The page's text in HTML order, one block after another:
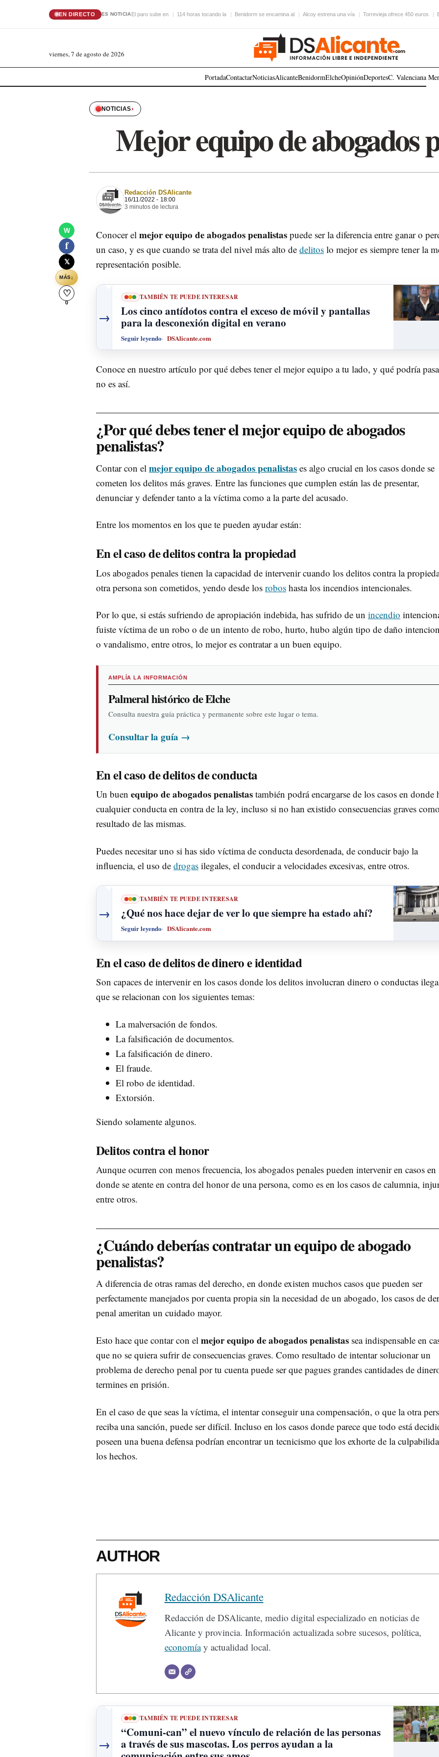
EN DIRECTO ES NOTICIAEl paro sube en 114 horas tocando la Benidorm se encamina al Alcoy estrena una vía Torrevieja ofrece 450 euros
viernes, 7 de agosto de 2026
PortadaContactarNoticiasAlicanteBenidormElcheOpiniónDeportesC. Valenciana
NOTICIAS›
Mejor equipo de abogados
W
f
𝕏
MÁS↓
♡
0
Redacción DSAlicante
16/11/2022 - 18:00
3 minutos de lectura
Conocer el mejor equipo de abogados penalistas puede ser la diferencia entre ganar o
un caso, y es que cuando se trata del nivel más alto de delitos lo mejor es siempre tener la
representación posible.
→
TAMBIÉN TE PUEDE INTERESAR
Los cinco antídotos contra el exceso de móvil y pantallas
para la desconexión digital en verano
Seguir leyendo DSAlicante.com
Conoce en nuestro artículo por qué debes tener el mejor equipo a tu lado, y qué podría
no es así.
¿Por qué debes tener el mejor equipo de abogados
penalistas?
Contar con el mejor equipo de abogados penalistas es algo crucial en los casos donde se
cometen los delitos más graves. Entre las funciones que cumplen están las de presentar,
denunciar y defender tanto a la víctima como a la parte del acusado.
Entre los momentos en los que te pueden ayudar están:
En el caso de delitos contra la propiedad
Los abogados penales tienen la capacidad de intervenir cuando los delitos contra la
otra persona son cometidos, yendo desde los robos hasta los incendios intencionales.
Por lo que, si estás sufriendo de apropiación indebida, has sufrido de un incendio
fuiste víctima de un robo o de un intento de robo, hurto, hubo algún tipo de daño
o vandalismo, entre otros, lo mejor es contratar a un buen equipo.
AMPLÍA LA INFORMACIÓN
Palmeral histórico de Elche
Consulta nuestra guía práctica y permanente sobre este lugar o tema.
Consultar la guía →
En el caso de delitos de conducta
Un buen equipo de abogados penalistas también podrá encargarse de los casos en donde
cualquier conducta en contra de la ley, incluso si no han existido consecuencias graves
resultado de las mismas.
Puedes necesitar uno si has sido víctima de conducta desordenada, de conducir bajo la
influencia, el uso de drogas ilegales, el conducir a velocidades excesivas, entre otros.
→
TAMBIÉN TE PUEDE INTERESAR
¿Qué nos hace dejar de ver lo que siempre ha estado ahí?
Seguir leyendo DSAlicante.com
En el caso de delitos de dinero e identidad
Son capaces de intervenir en los casos donde los delitos involucran dinero o conductas
que se relacionan con los siguientes temas:
La malversación de fondos.
La falsificación de documentos.
La falsificación de dinero.
El fraude.
El robo de identidad.
Extorsión.
Siendo solamente algunos.
Delitos contra el honor
Aunque ocurren con menos frecuencia, los abogados penales pueden intervenir en casos en
donde se atente en contra del honor de una persona, como es en los casos de calumnia,
entre otros.
¿Cuándo deberías contratar un equipo de abogado
penalistas?
A diferencia de otras ramas del derecho, en donde existen muchos casos que pueden ser
perfectamente manejados por cuenta propia sin la necesidad de un abogado, los casos de
penal ameritan un cuidado mayor.
Esto hace que contar con el mejor equipo de abogados penalistas sea indispensable en
que no se quiera sufrir de consecuencias graves. Como resultado de intentar solucionar un
problema de derecho penal por tu cuenta puede ser que pagues grandes cantidades de
termines en prisión.
En el caso de que seas la víctima, el intentar conseguir una compensación, o que la otra
reciba una sanción, puede ser difícil. Incluso en los casos donde parece que todo está
poseen una buena defensa podrían encontrar un tecnicismo que los exhorte de la
los hechos.
AUTHOR
Redacción DSAlicante
Redacción de DSAlicante, medio digital especializado en noticias de
Alicante y provincia. Información actualizada sobre sucesos, política,
economíay actualidad local.
→
TAMBIÉN TE PUEDE INTERESAR
“Comuni-can” el nuevo vínculo de relación de las personas
a través de sus mascotas. Los perros ayudan a la